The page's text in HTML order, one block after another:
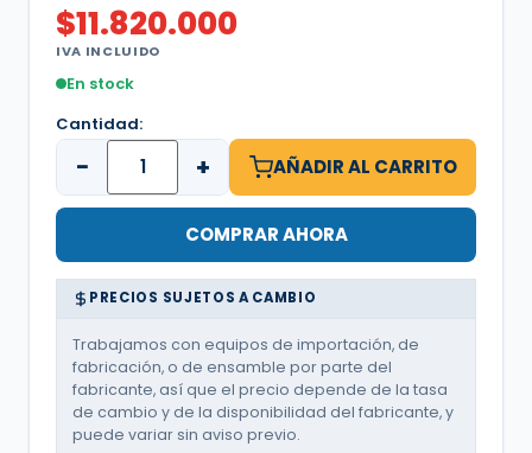
$11.820.000
IVA INCLUIDO
En stock
Cantidad:
− + AÑADIR AL CARRITO
COMPRAR AHORA
PRECIOS SUJETOS A CAMBIO
Trabajamos con equipos de importación, de
fabricación, o de ensamble por parte del
fabricante, así que el precio depende de la tasa
de cambio y de la disponibilidad del fabricante, y
puede variar sin aviso previo.